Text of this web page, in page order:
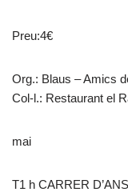
Preu:4€
Org.: Blaus – Amics
Col-l.: Restaurant el
mai
T1 h CARRER